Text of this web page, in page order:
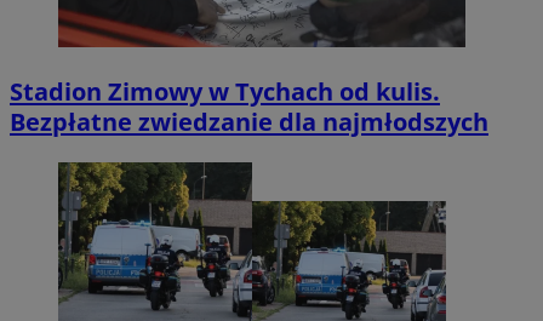
Stadion Zimowy w Tychach od kulis.
Bezpłatne zwiedzanie dla najmłodszych